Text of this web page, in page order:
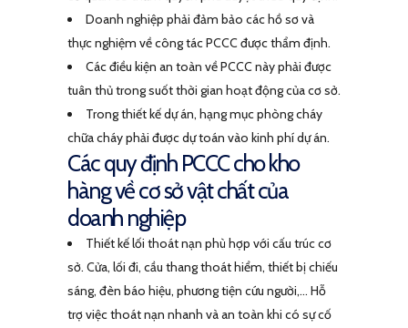
Doanh nghiệp phải đảm bảo các hồ sơ và
thực nghiệm về công tác PCCC được thẩm định.
Các điều kiện an toàn về PCCC này phải được
tuân thủ trong suốt thời gian hoạt động của cơ sở.
Trong thiết kế dự án, hạng mục phòng cháy
chữa cháy phải được dự toán vào kinh phí dự án.
Các quy định PCCC cho kho
hàng về cơ sở vật chất của
doanh nghiệp
Thiết kế lối thoát nạn phù hợp với cấu trúc cơ
sở. Cửa, lối đi, cầu thang thoát hiểm, thiết bị chiếu
sáng, đèn báo hiệu, phương tiện cứu người,… Hỗ
trợ việc thoát nạn nhanh và an toàn khi có sự cố